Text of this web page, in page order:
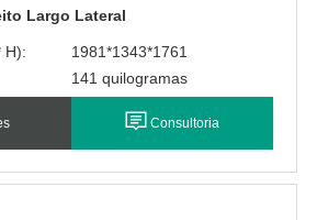
Largo Lateral
H):
1981*1343*1761
141 quilogramas
Consultoria